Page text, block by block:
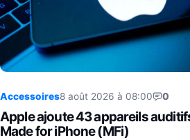
Accessoires8 août 2026 à 08:00 0
Apple ajoute 43 appareils
Made for iPhone (MFi)